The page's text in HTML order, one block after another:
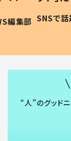
編集部
作り
#令和の
SNSで話
“人”のグッド